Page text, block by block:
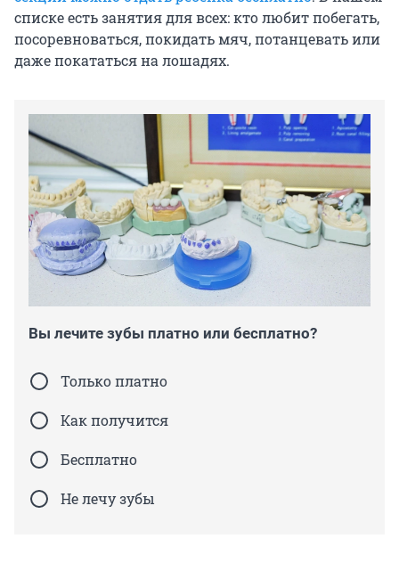
списке есть занятия для всех: кто любит побегать,
посоревноваться, покидать мяч, потанцевать или
даже покататься на лошадях.
Вы лечите зубы платно или бесплатно?
Только платно
Как получится
Бесплатно
Не лечу зубы